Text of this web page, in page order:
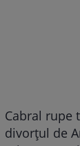
Cabral rupe
divorțul de